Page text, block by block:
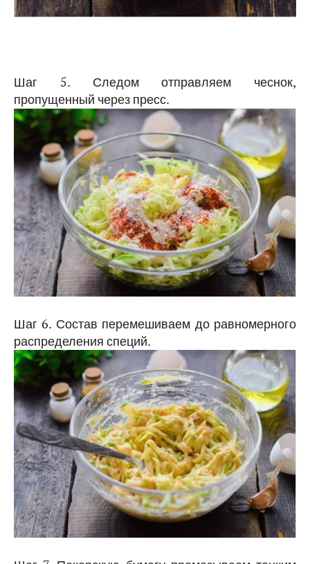
Шаг 5. Следом отправляем чеснок,
пропущенный через пресс.
Шаг 6. Состав перемешиваем до равномерного
распределения специй.